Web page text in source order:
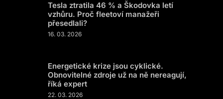
Tesla ztratila 46 % a Škodovka letí
vzhůru. Proč fleetoví manažeři
přesedlali?
16. 03. 2026
Energetické krize jsou cyklické.
Obnovitelné zdroje už na ně nereagují,
říká expert
22. 03. 2026